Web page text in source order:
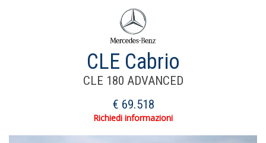
CLE Cabrio
CLE 180 ADVANCED
€ 69.518
Richiedi informazioni
Portabicchiere Ai Sedili Anteriori
Pelle Sintetica Sulle Portiere E Pelle Sintetica Sul Cruscotto